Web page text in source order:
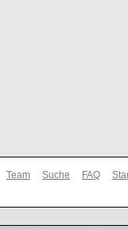
Team Suche FAQ